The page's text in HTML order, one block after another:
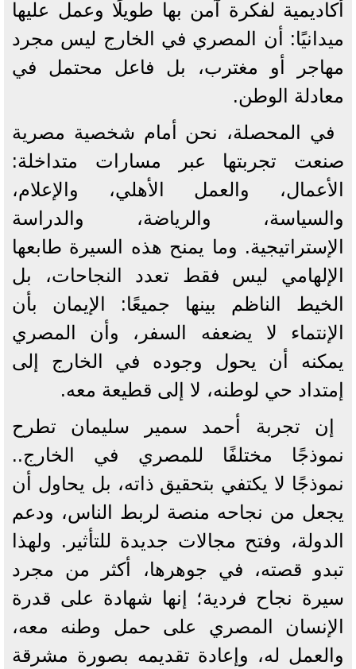
أكاديمية لفكرة آمن بها طويلًا وعمل عليها
ميدانيًا: أن المصري في الخارج ليس مجرد
مهاجر أو مغترب، بل فاعل محتمل في
معادلة الوطن.
في المحصلة، نحن أمام شخصية مصرية
صنعت تجربتها عبر مسارات متداخلة:
الأعمال، والعمل الأهلي، والإعلام،
والسياسة، والرياضة، والدراسة
الإستراتيجية. وما يمنح هذه السيرة طابعها
الإلهامي ليس فقط تعدد النجاحات، بل
الخيط الناظم بينها جميعًا: الإيمان بأن
الإنتماء لا يضعفه السفر، وأن المصري
يمكنه أن يحول وجوده في الخارج إلى
إمتداد حي لوطنه، لا إلى قطيعة معه.
إن تجربة أحمد سمير سليمان تطرح
نموذجًا مختلفًا للمصري في الخارج..
نموذجًا لا يكتفي بتحقيق ذاته، بل يحاول أن
يجعل من نجاحه منصة لربط الناس، ودعم
الدولة، وفتح مجالات جديدة للتأثير. ولهذا
تبدو قصته، في جوهرها، أكثر من مجرد
سيرة نجاح فردية؛ إنها شهادة على قدرة
الإنسان المصري على حمل وطنه معه،
والعمل له، وإعادة تقديمه بصورة مشرقة